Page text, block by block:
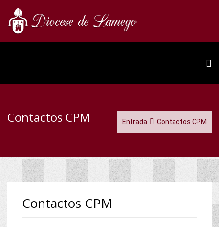
Contactos CPM Entrada Contactos CPM
Contactos CPM